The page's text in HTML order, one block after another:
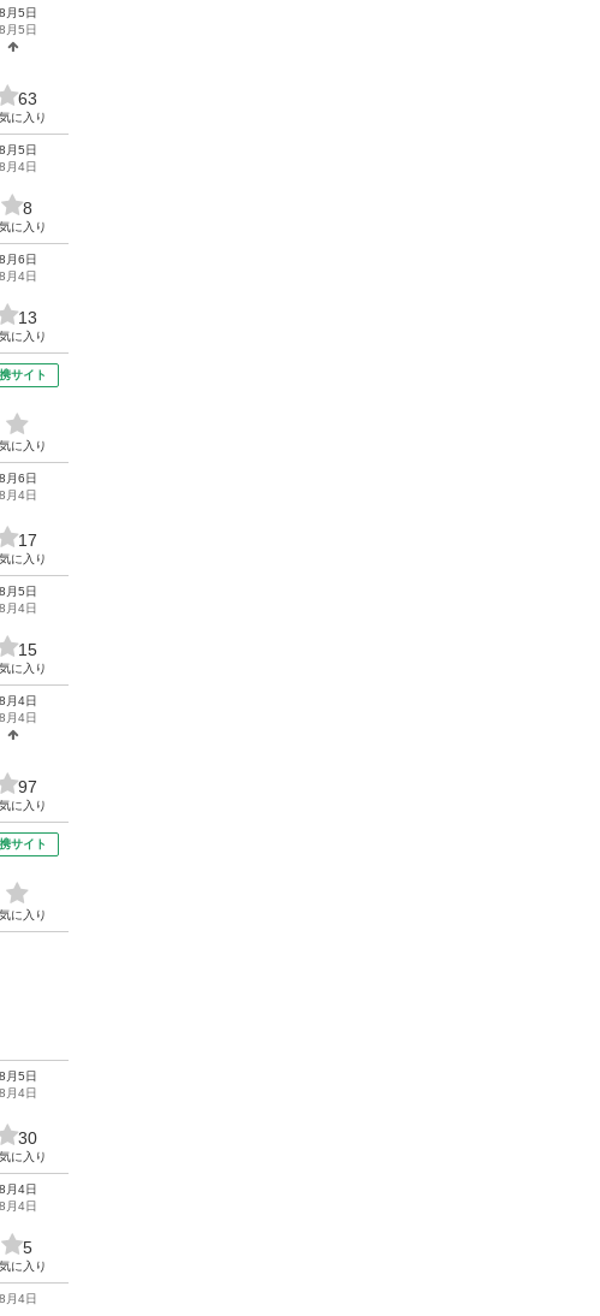
月5日
月5日
63
に入り
月5日
月4日
8
に入り
月6日
月4日
13
に入り
サイト
に入り
月6日
月4日
17
に入り
月5日
月4日
15
に入り
月4日
月4日
97
に入り
サイト
に入り
月5日
月4日
30
に入り
月4日
月4日
5
に入り
月4日